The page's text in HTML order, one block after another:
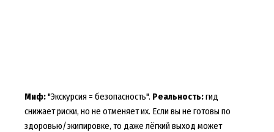
Миф:"Экскурсия = безопасность". Реальность:гид
снижает риски, но не отменяет их. Если вы не готовы по
здоровью/экипировке, то даже лёгкий выход может